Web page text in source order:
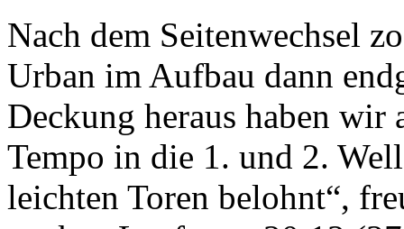
Nach dem Seitenwechsel
Urban im Aufbau dann
Deckung heraus haben wir
Tempo in die 1. und 2.
leichten Toren belohnt“,